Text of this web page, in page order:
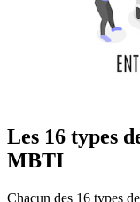
Les 16 types
MBTI
Chacun des 16 types